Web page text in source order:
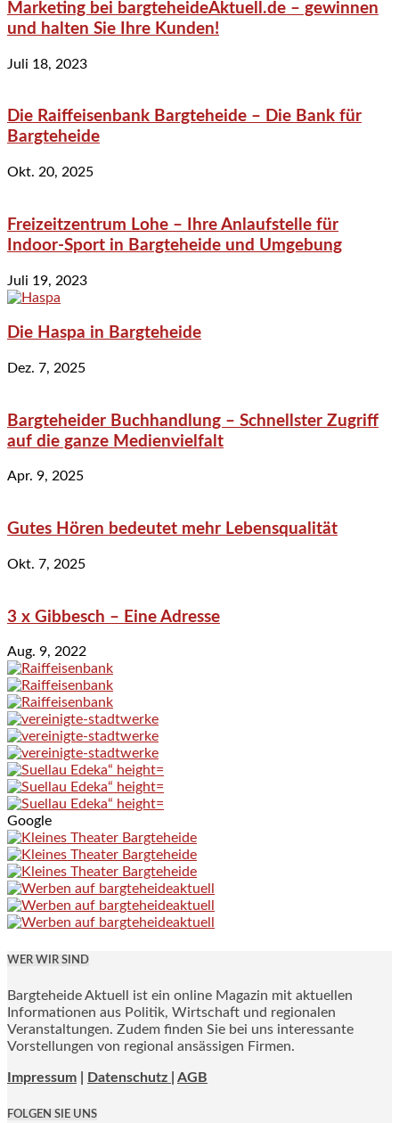
Marketing bei bargteheideAktuell.de – gewinnen
und halten Sie Ihre Kunden!
Juli 18, 2023
Die Raiffeisenbank Bargteheide – Die Bank für
Bargteheide
Okt. 20, 2025
Freizeitzentrum Lohe – Ihre Anlaufstelle für
Indoor-Sport in Bargteheide und Umgebung
Juli 19, 2023
Die Haspa in Bargteheide
Dez. 7, 2025
Bargteheider Buchhandlung – Schnellster Zugriff
auf die ganze Medienvielfalt
Apr. 9, 2025
Gutes Hören bedeutet mehr Lebensqualität
Okt. 7, 2025
3 x Gibbesch – Eine Adresse
Aug. 9, 2022
Google
WER WIR SIND
Bargteheide Aktuell ist ein online Magazin mit aktuellen
Informationen aus Politik, Wirtschaft und regionalen
Veranstaltungen. Zudem finden Sie bei uns interessante
Vorstellungen von regional ansässigen Firmen.
Impressum Datenschutz | AGB
FOLGEN SIE UNS